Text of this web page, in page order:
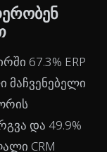
67.3% ERP
მაჩვენებელი
და 49.9%
CRM